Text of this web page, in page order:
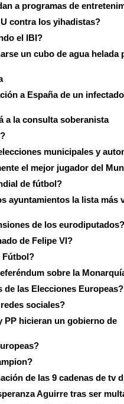
a programas de
contra los yihadistas?
el IBI?
un cubo de agua helada
a España de un
a la consulta soberanista
municipales y
el mejor jugador del
de fútbol?
ayuntamientos la lista más
de los eurodiputados?
de Felipe VI?
Fútbol?
sobre la
de las Elecciones Europeas?
sociales?
PP hicieran un gobierno de
de las 9 cadenas de tv
Aguirre tras ser